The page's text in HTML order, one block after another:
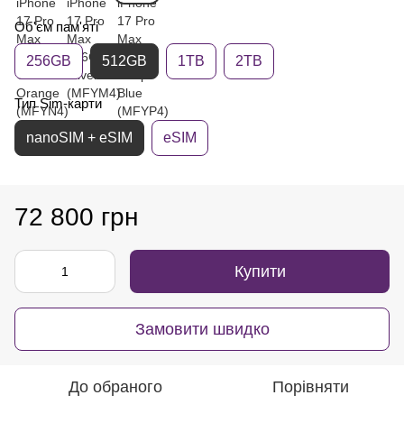
Об'єм пам'яті
256GB 512GB 1TB 2TB
Тип Sim-карти
nanoSIM + eSIM eSIM
72 800 грн
Купити
Замовити швидко
До обраного Порівняти